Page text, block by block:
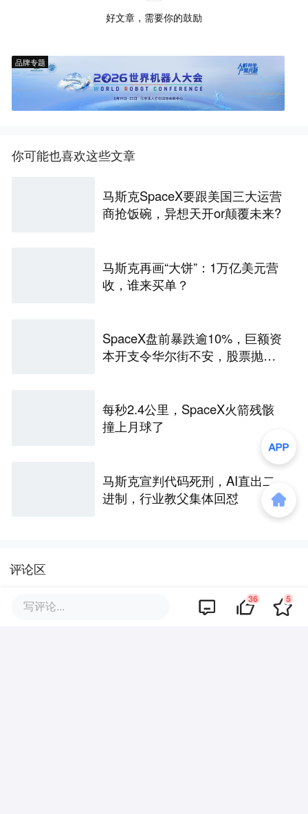
好文章，需要你的鼓励
品牌专题
你可能也喜欢这些文章
马斯克SpaceX要跟美国三大运营
商抢饭碗，异想天开or颠覆未来?
马斯克再画“大饼”：1万亿美元营
收，谁来买单？
SpaceX盘前暴跌逾10%，巨额资
本开支令华尔街不安，股票抛
每秒2.4公里，SpaceX火箭残骸
撞上月球了
马斯克宣判代码死刑，AI直出二
进制，行业教父集体回怼
评论区
写评论... 36 5